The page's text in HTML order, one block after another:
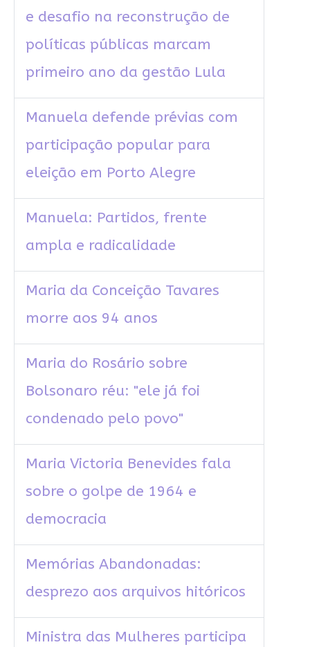
e desafio na reconstrução de
políticas públicas marcam
primeiro ano da gestão Lula
Manuela defende prévias com
participação popular para
eleição em Porto Alegre
Manuela: Partidos, frente
ampla e radicalidade
Maria da Conceição Tavares
morre aos 94 anos
Maria do Rosário sobre
Bolsonaro réu: "ele já foi
condenado pelo povo"
Maria Victoria Benevides fala
sobre o golpe de 1964 e
democracia
Memórias Abandonadas:
desprezo aos arquivos hitóricos
Ministra das Mulheres participa